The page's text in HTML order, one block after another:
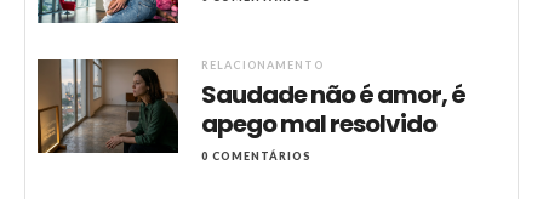
RELACIONAMENTO
Saudade não é amor, é
apego mal resolvido
0 COMENTÁRIOS